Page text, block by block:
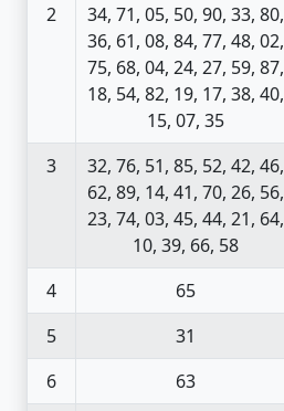
2
34, 71, 05, 50, 90, 33, 80,
36, 61, 08, 84, 77, 48, 02,
75, 68, 04, 24, 27, 59, 87,
18, 54, 82, 19, 17, 38, 40,
15, 07, 35
3
32, 76, 51, 85, 52, 42, 46,
62, 89, 14, 41, 70, 26, 56,
23, 74, 03, 45, 44, 21, 64,
10, 39, 66, 58
4 65
5
31
6
63